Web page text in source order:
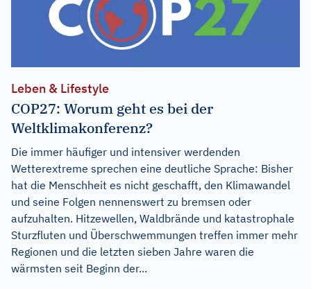
Leben & Lifestyle
COP27: Worum geht es bei der
Weltklimakonferenz?
Die immer häufiger und intensiver werdenden
Wetterextreme sprechen eine deutliche Sprache: Bisher
hat die Menschheit es nicht geschafft, den Klimawandel
und seine Folgen nennenswert zu bremsen oder
aufzuhalten. Hitzewellen, Waldbrände und katastrophale
Sturzfluten und Überschwemmungen treffen immer mehr
Regionen und die letzten sieben Jahre waren die
wärmsten seit Beginn der...